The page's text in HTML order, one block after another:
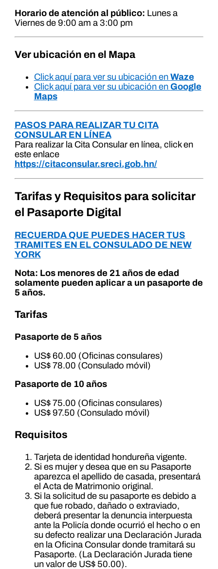
Horario de atención al público: Lunes a
Viernes de 9:00 am a 3:00 pm
Ver ubicación en el Mapa
Click aquí para ver su ubicación en Waze
Click aquí para ver su ubicación en Google
Maps
PASOS PARA REALIZAR TU CITA
CONSULAR EN LÍNEA
Para realizar la Cita Consular en línea, click en
este enlace
https://citaconsular.sreci.gob.hn/
Tarifas y Requisitos para solicitar
el Pasaporte Digital
RECUERDA QUE PUEDES HACER TUS
TRAMITES EN EL CONSULADO DE NEW
YORK
Nota: Los menores de 21 años de edad
solamente pueden aplicar a un pasaporte de
5 años.
Tarifas
Pasaporte de 5 años
US$ 60.00 (Oficinas consulares)
US$ 78.00 (Consulado móvil)
Pasaporte de 10 años
US$ 75.00 (Oficinas consulares)
US$ 97.50 (Consulado móvil)
Requisitos
Tarjeta de identidad hondureña vigente.
Si es mujer y desea que en su Pasaporte
aparezca el apellido de casada, presentará
el Acta de Matrimonio original.
Si la solicitud de su pasaporte es debido a
que fue robado, dañado o extraviado,
deberá presentar la denuncia interpuesta
ante la Policía donde ocurrió el hecho o en
su defecto realizar una Declaración Jurada
en la Oficina Consular donde tramitará su
Pasaporte. (La Declaración Jurada tiene
un valor de US$ 50.00).